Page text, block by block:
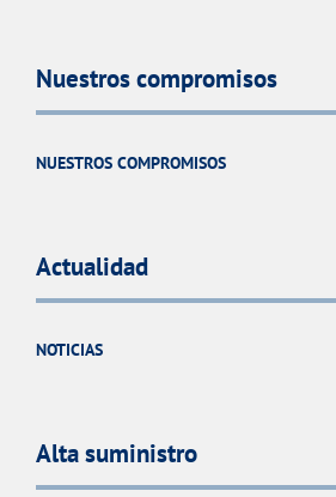
Nuestros compromisos
NUESTROS COMPROMISOS
Actualidad
NOTICIAS
Alta suministro